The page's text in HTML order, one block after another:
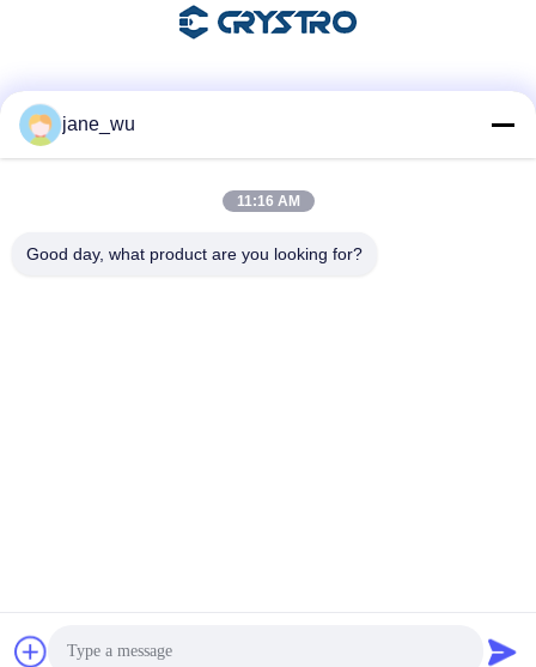
2018-2026 ANHUI CRYSTRO CRYSTAL MATERIALS Co., Ltd.
Tutti. Tutti i diritti riservati.
jane_wu
11:16 AM
Good day, what product are you looking for?